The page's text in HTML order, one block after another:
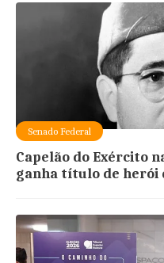
Senado Federal
Capelão do Exército
ganha título de herói